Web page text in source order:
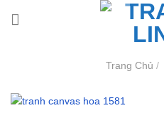
Trang Chủ /